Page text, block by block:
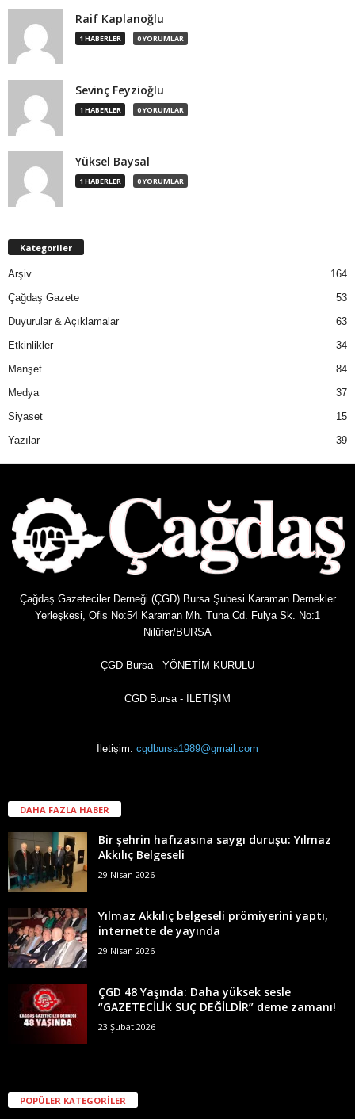
Raif Kaplanoğlu
1 HABERLER 0 YORUMLAR
Sevinç Feyzioğlu
1 HABERLER 0 YORUMLAR
Yüksel Baysal
1 HABERLER 0 YORUMLAR
Kategoriler
Arşiv
164
Çağdaş Gazete
53
Duyurular & Açıklamalar
63
Etkinlikler
34
Manşet
84
Medya
37
Siyaset
15
Yazılar
39
Çağdaş Gazeteciler Derneği (ÇGD) Bursa Şubesi Karaman Dernekler
Yerleşkesi, Ofis No:54 Karaman Mh. Tuna Cd. Fulya Sk. No:1
Nilüfer/BURSA
ÇGD Bursa - YÖNETİM KURULU
CGD Bursa - İLETİŞİM
İletişim: cgdbursa1989@gmail.com
DAHA FAZLA HABER
Bir şehrin hafızasına saygı duruşu: Yılmaz
Akkılıç Belgeseli
29 Nisan 2026
Yılmaz Akkılıç belgeseli prömiyerini yaptı,
internette de yayında
29 Nisan 2026
ÇGD 48 Yaşında: Daha yüksek sesle
“GAZETECİLİK SUÇ DEĞİLDİR” deme zamanı!
23 Şubat 2026
POPÜLER KATEGORİLER